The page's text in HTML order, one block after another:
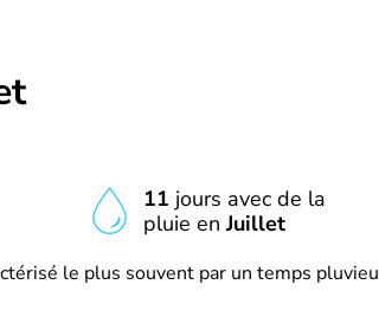
11 jours avec de la
pluie enJuillet
le plus souvent par un temps